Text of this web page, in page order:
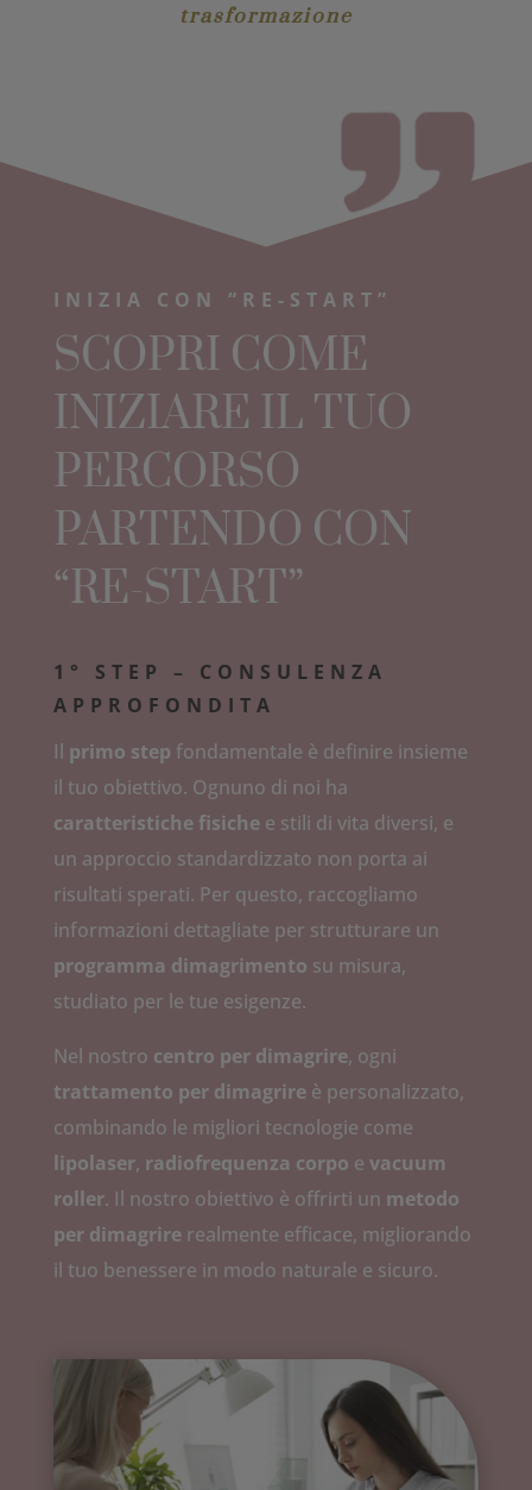
trasformazione
INIZIA CON “RE-START”
SCOPRI COME
INIZIARE IL TUO
PERCORSO
PARTENDO CON
“RE-START”
1° STEP – CONSULENZA
APPROFONDITA
Il primo step fondamentale è definire insieme
il tuo obiettivo. Ognuno di noi ha
caratteristiche fisichee stili di vita diversi, e
un approccio standardizzato non porta ai
risultati sperati. Per questo, raccogliamo
informazioni dettagliate per strutturare un
programma dimagrimento su misura,
studiato per le tue esigenze.
Nel nostro centro per dimagrire, ogni
trattamento per dimagrireè personalizzato,
combinando le migliori tecnologie come
lipolaser, radiofrequenza corpo e vacuum
roller. Il nostro obiettivo è offrirti un metodo
per dimagrirerealmente efficace, migliorando
il tuo benessere in modo naturale e sicuro.